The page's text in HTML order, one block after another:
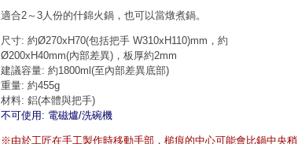
適合2～3人份的什錦火鍋，也可以當燉煮鍋。
尺寸: 約Ø270xH70(包括把手 W310xH110)mm，約
Ø200xH40mm(內部差異)，板厚約2mm
建議容量: 約1800ml(至內部差異底部)
重量: 約455g
材料: 鋁(本體與把手)
不可使用: 電磁爐/洗碗機
※由於工匠在手工製作時移動手部，槌痕的中心可能會比鍋中央稍